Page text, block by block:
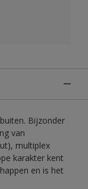
Bijzonder
van
multiplex
karakter kent
en is het